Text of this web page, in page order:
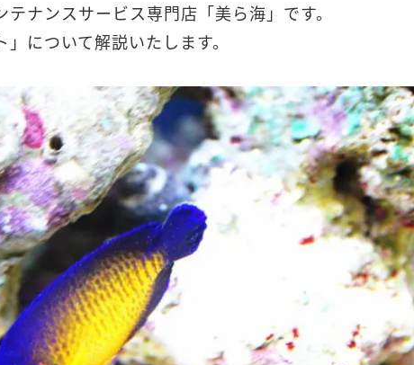
ナンスサービス専門店「美ら海」です。
について解説いたします。